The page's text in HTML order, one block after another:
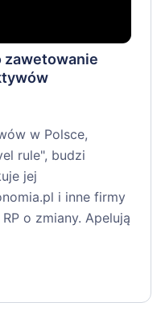
zawetowanie
w Polsce,
rule", budzi
jej
i inne firmy
o zmiany. Apelują